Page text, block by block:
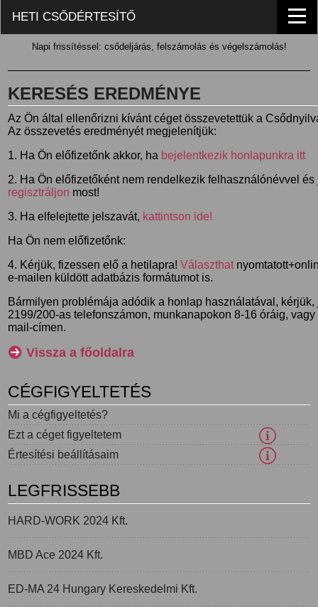
HETI CSŐDÉRTESÍTŐ
Napi frissítéssel: csődeljárás, felszámolás és végelszámolás!
KERESÉS EREDMÉNYE
Az Ön által ellenőrizni kívánt céget összevetettük a
Az összevetés eredményét megjelenítjük:
1. Ha Ön előfizetőnk akkor, ha bejelentkezik honlapunkra itt
2. Ha Ön előfizetőként nem rendelkezik felhasználónévvel
regisztráljon most!
3. Ha elfelejtette jelszavát, kattintson ide!
Ha Ön nem előfizetőnk:
4. Kérjük, fizessen elő a hetilapra!Választhat
e-mailen küldött adatbázis formátumot is.
Bármilyen problémája adódik a honlap használatával,
2199/200-as telefonszámon, munkanapokon 8-16 óráig,
mail-címen.
Vissza a főoldalra
CÉGFIGYELTETÉS
Mi a cégfigyeltetés?
Ezt a céget figyeltetem
Értesítési beállításaim
LEGFRISSEBB
HARD-WORK 2024 Kft.
MBD Ace 2024 Kft.
ED-MA 24 Hungary Kereskedelmi Kft.